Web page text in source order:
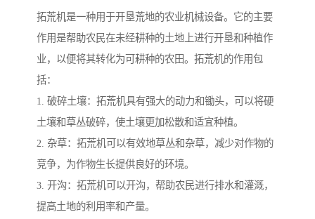
拓荒机是一种用于开垦荒地的农业机械设备。它的主要
作用是帮助农民在未经耕种的土地上进行开垦和种植作
业，以便将其转化为可耕种的农田。拓荒机的作用包
括：
1. 破碎土壤：拓荒机具有强大的动力和锄头，可以将硬
土壤和草丛破碎，使土壤更加松散和适宜种植。
2. 杂草：拓荒机可以有效地草丛和杂草，减少对作物的
竞争，为作物生长提供良好的环境。
3. 开沟：拓荒机可以开沟，帮助农民进行排水和灌溉，
提高土地的利用率和产量。